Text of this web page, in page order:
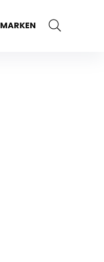
MARKEN